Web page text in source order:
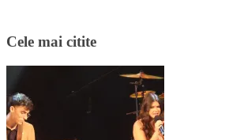
Cele mai citite